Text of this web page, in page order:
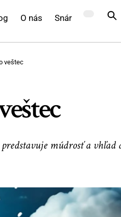
O nás Snár
veštec
múdrosť a vhľad